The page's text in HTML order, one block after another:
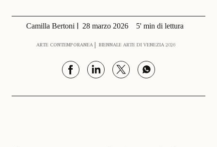
Camilla Bertoni 28 marzo 2026 5' min di lettura
ARTE CONTEMPORANEA BIENNALE ARTE DI VENEZIA 2026